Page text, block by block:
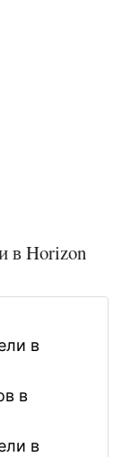
в Horizon
в
в
в